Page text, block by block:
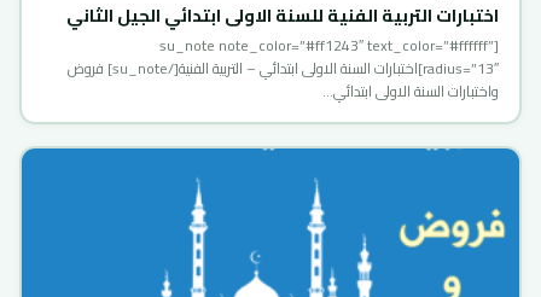
اختبارات التربية الفنية للسنة الاولى ابتدائي الجيل الثاني
[su_note note_color=”#ff1243″ text_color=”#ffffff”
radius=”13″]اختبارات السنة الاولى ابتدائي – التربية الفنية[/su_note] فروض
واختبارات السنة الاولى ابتدائي…